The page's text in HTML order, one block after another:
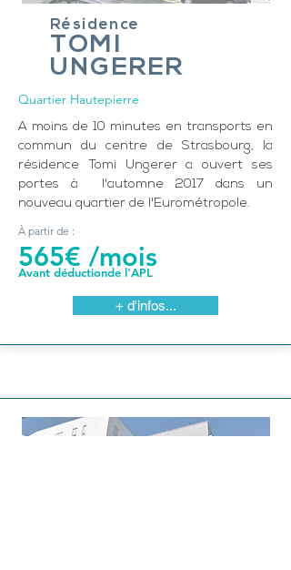
Résidence
TOMI
UNGERER
Quartier Hautepierre
A moins de 10 minutes en transports en
commun du centre de Strasbourg, la
résidence Tomi Ungerer a ouvert ses
portes à l'automne 2017 dans un
nouveau quartier de l'Eurométropole.
À partir de :
565€ /mois
Avant déductionde l'APL
+ d'infos...